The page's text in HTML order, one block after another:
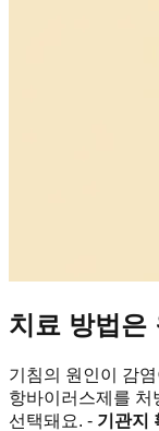
치료 방법은
기침의 원인이 감
항바이러스제를 처
선택돼요. - 기관지